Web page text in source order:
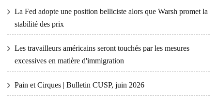
La Fed adopte une position belliciste alors que Warsh promet la
stabilité des prix
Les travailleurs américains seront touchés par les mesures
excessives en matière d'immigration
Pain et Cirques | Bulletin CUSP, juin 2026